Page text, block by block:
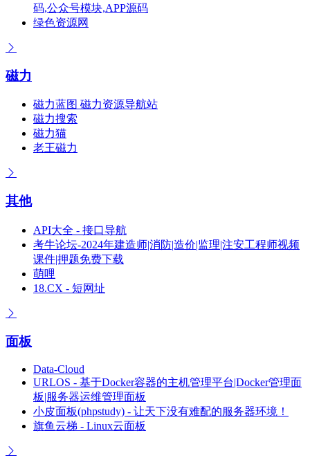
码,公众号模块,APP源码
绿色资源网
磁力
磁力蓝图 磁力资源导航站
磁力搜索
磁力猫
老王磁力
其他
API大全 - 接口导航
考牛论坛-2024年建造师|消防|造价|监理|注安工程师视频
课件|押题免费下载
萌哩
18.CX - 短网址
面板
Data-Cloud
URLOS - 基于Docker容器的主机管理平台|Docker管理面
板|服务器运维管理面板
小皮面板(phpstudy) - 让天下没有难配的服务器环境！
旗鱼云梯 - Linux云面板